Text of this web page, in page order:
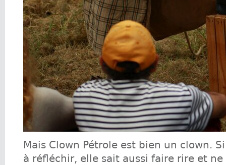
Mais Clown Pétrole est bien un clown.
à réfléchir, elle sait aussi faire rire et ne